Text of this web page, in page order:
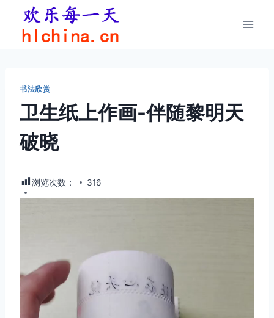
书法欣赏
卫生纸上作画-伴随黎明天
破晓
浏览次数： 316